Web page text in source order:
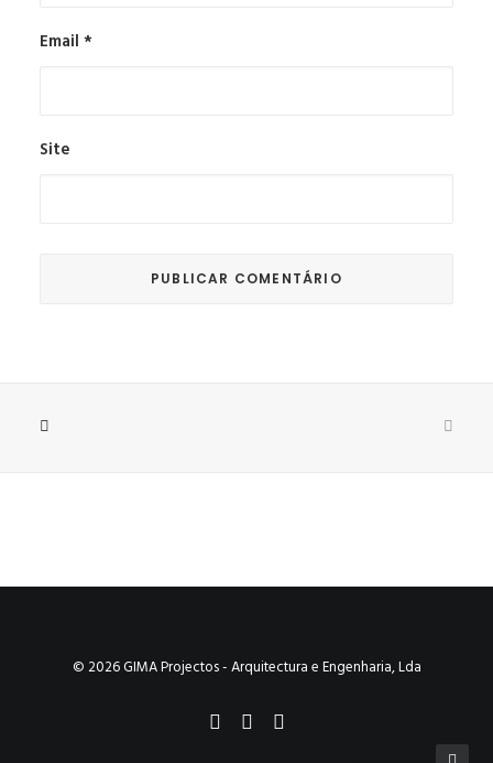
Email *
Site
© 2026 GIMA Projectos - Arquitectura e Engenharia, Lda